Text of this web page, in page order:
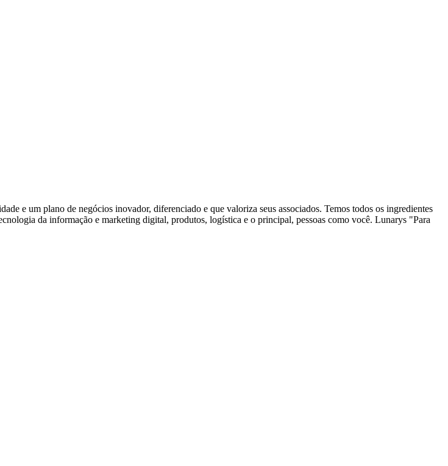
e um plano de negócios inovador, diferenciado e que valoriza seus associados. Temos todos os ingredientes
da informação e marketing digital, produtos, logística e o principal, pessoas como você. Lunarys "Para